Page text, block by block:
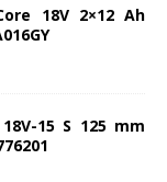
18V 2×12 Ah
15 S 125 mm